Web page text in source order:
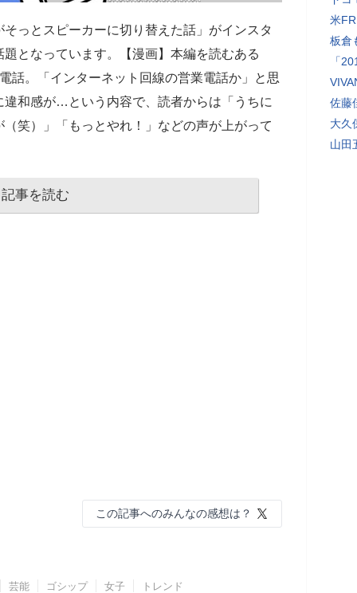
っとスピーカーに切り替えた話」がインスタ
となっています。【漫画】本編を読むある
話。「インターネット回線の営業電話か」と思
和感が…という内容で、読者からは「うちに
笑）」「もっとやれ！」などの声が上がって
記事を読む
この記事へのみんなの感想は？
芸能 ゴシップ 女子 トレンド
米
板倉
「
佐藤
大久
山田